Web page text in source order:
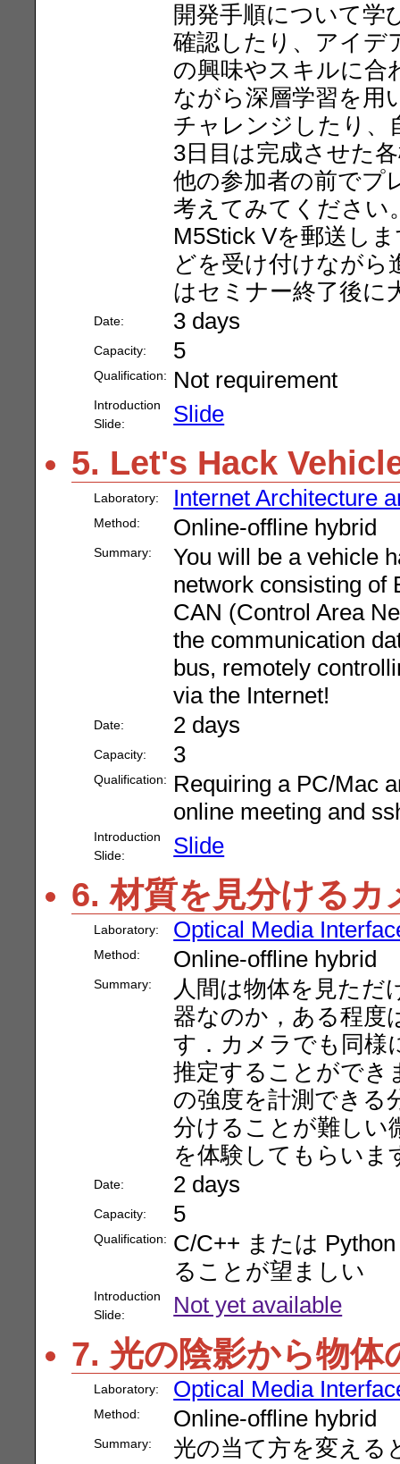
開発手順について学
確認したり、アイデ
の興味やスキルに合
ながら深層学習を用
チャレンジしたり、
3日目は完成させた
他の参加者の前でプ
考えてみてください
M5Stick Vを郵送し
どを受け付けながら
はセミナー終了後に
Date: 3 days
Capacity: 5
Qualification: Not requirement
Introduction
Slide:
Slide
5. Let's Hack
Laboratory: Internet Architecture
Method: Online-offline hybrid
Summary:
You will be a vehicle
network consisting of
CAN (Control Area
the communication
bus, remotely
via the Internet!
Date: 2 days
Capacity: 3
Qualification:
Requiring a PC/Mac
online meeting and
Introduction
Slide:
Slide
6. 材質を見分けるカ
Laboratory: Optical Media
Method: Online-offline hybrid
Summary:
人間は物体を見た
器なのか，ある程度
す．カメラでも同様
推定することができ
の強度を計測できる
分けることが難しい
を体験してもらいま
Date: 2 days
Capacity: 5
Qualification: C/C++ または
ることが望ましい
Introduction
Slide:
Not yet available
7. 光の陰影から物体
Laboratory: Optical Media
Method: Online-offline hybrid
Summary:
光の当て方を変える